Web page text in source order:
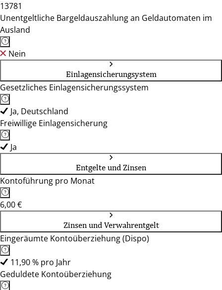
13781
Unentgeltliche Bargeldauszahlung an Geldautomaten im
Ausland
Nein
Einlagensicherungsystem
Gesetzliches Einlagensicherungssystem
Ja, Deutschland
Freiwillige Einlagensicherung
Ja
Entgelte und Zinsen
Kontoführung pro Monat
6,00 €
Zinsen und Verwahrentgelt
Eingeräumte Kontoüberziehung (Dispo)
11,90 % pro Jahr
Geduldete Kontoüberziehung